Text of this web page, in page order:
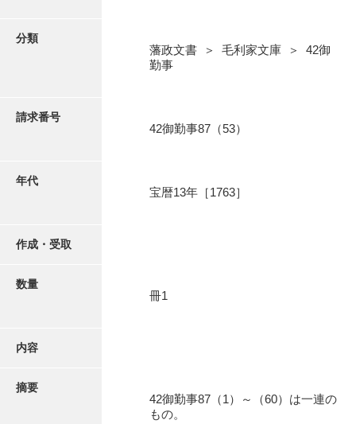
写真・絵はがき
高画質画像ダウンロード
分類
藩政文書 ＞ 毛利家文庫 ＞ 42御
勤事
請求番号
42御勤事87（53）
年代
宝暦13年［1763］
作成・受取
数量
冊1
内容
摘要
42御勤事87（1）～（60）は一連の
もの。